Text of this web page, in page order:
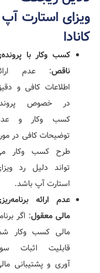
ویزای استارت آپ
کانادا
کسب وکار با
ناقص: عدم
اطلاعات کافی و
در خصوص
کسب وکار و
توضیحات کافی در
طرح کسب وکار
تواند دلیل رد
استارت آپ باشد.
عدم ارائه
مالی معقول: اگر
مالی کسب وکار
قابلیت اثبات
آوری و پشتیبانی